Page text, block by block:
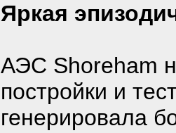
Яркая
АЭС Shoreham
постройки и
генерировала